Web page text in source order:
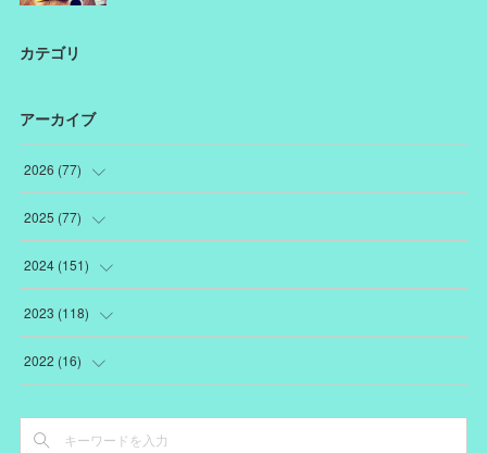
カテゴリ
アーカイブ
2026 (77)
(18 )
(12
(12
(10
(15)
2025 (77)
(1)
(22
(22
(15)
2024 (151)
(19
(7
(5
2023 (118)
(18 )
2022 (16)